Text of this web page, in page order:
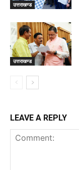
उत्तराखण्ड
उत्तराखण्ड
LEAVE A REPLY